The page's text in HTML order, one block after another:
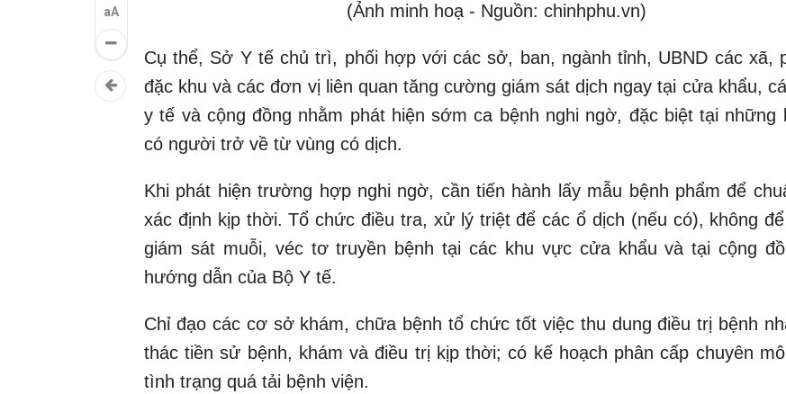
aA (Ảnh minh hoạ - Nguồn: chinhphu.vn)
Cụ thể, Sở Y tế chủ trì, phối hợp với các sở, ban, ngành tỉnh, UBND các xã,
đặc khu và các đơn vị liên quan tăng cường giám sát dịch ngay tại cửa khẩu,
y tế và cộng đồng nhằm phát hiện sớm ca bệnh nghi ngờ, đặc biệt tại những
có người trở về từ vùng có dịch.
Khi phát hiện trường hợp nghi ngờ, cần tiến hành lấy mẫu bệnh phẩm để
xác định kịp thời. Tổ chức điều tra, xử lý triệt để các ổ dịch (nếu có), không
giám sát muỗi, véc tơ truyền bệnh tại các khu vực cửa khẩu và tại cộng
hướng dẫn của Bộ Y tế.
Chỉ đạo các cơ sở khám, chữa bệnh tổ chức tốt việc thu dung điều trị bệnh
thác tiền sử bệnh, khám và điều trị kịp thời; có kế hoạch phân cấp chuyên
tình trạng quá tải bệnh viện.